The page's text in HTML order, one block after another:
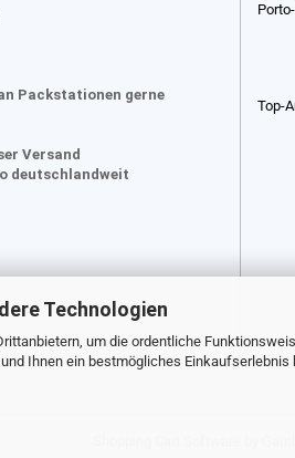
Technologien
um die ordentliche
Ihnen ein bestmögliches Einkaufserlebnis
Packstationen gerne
Versand
deutschlandweit
Top-